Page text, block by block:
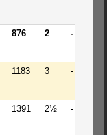
876 2 -
1183 3 -
1391 2½ -